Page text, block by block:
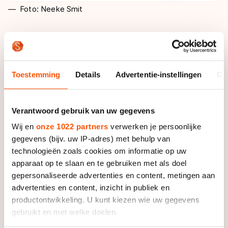
Toestemming Details Advertentie-instellingen
Verantwoord gebruik van uw gegevens
Wij en onze 1022 partners verwerken je persoonlijke
gegevens (bijv. uw IP-adres) met behulp van
technologieën zoals cookies om informatie op uw
apparaat op te slaan en te gebruiken met als doel
gepersonaliseerde advertenties en content, metingen aan
advertenties en content, inzicht in publiek en
productontwikkeling. U kunt kiezen wie uw gegevens
gebruikt en met welke doelen.
Foto: Neeke Smit
De boodschap over zijn aanstaande vertrek kwam
onverwacht voor Willem Hut. ’’Ik weet dat ik geen
meerwaarde voor de ploeg laten zien, en dit werd ook
aangegeven door de teamleiding. Bijvoorbeeld bij de
32-jarige schaatser uit Waskemeer.
’’Ik vind het echt spijtig dat er nu geen plek meer is
voor mij, ook omdat ik weet ik hoe ik het komend
seizoen de zaken moet aanpakken om weer in zijn
geheel op mijn oude niveau te kunnen presteren.’’
Hut, jarenlang kapitein bij de succesformatie van BAM
en daarna twee seizoenen uitkomend voor Van